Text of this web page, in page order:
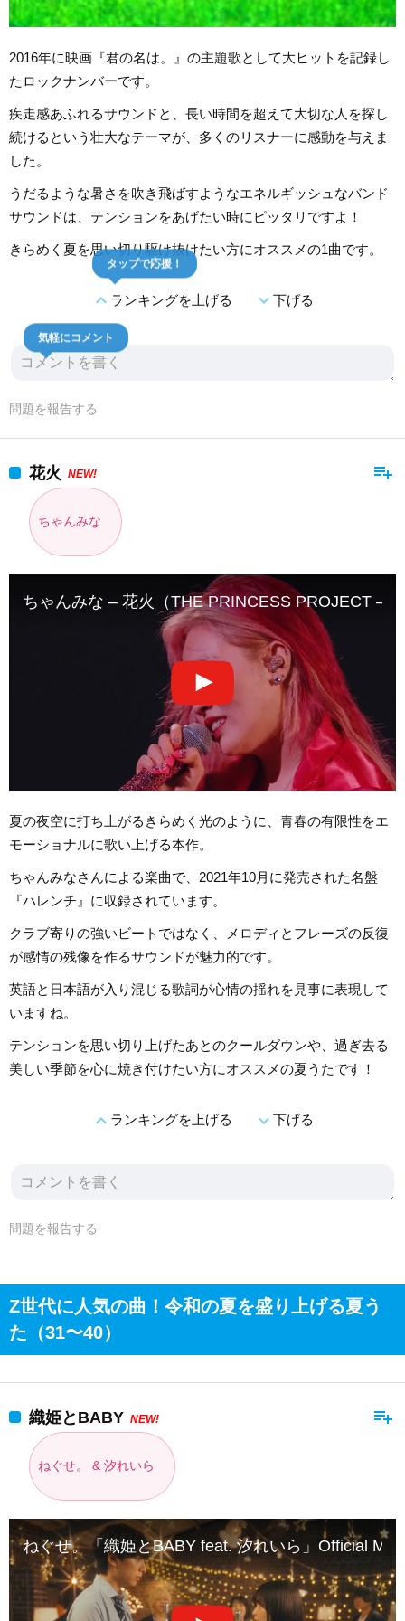
2016年に映画『君の名は。』の主題歌として大ヒットを記録し
たロックナンバーです。
疾走感あふれるサウンドと、長い時間を超えて大切な人を探し
続けるという壮大なテーマが、多くのリスナーに感動を与えま
した。
うだるような暑さを吹き飛ばすようなエネルギッシュなバンド
サウンドは、テンションをあげたい時にピッタリですよ！
きらめく夏を思い切り駆け抜けたい方にオススメの1曲です。
expand_lessランキングを上げる
タップで応援！
expand_more下げる
気軽にコメント
問題を報告する
playlist_add
花火 NEW!
ちゃんみな
ちゃんみな – 花火（THE PRINCESS PROJECT –
夏の夜空に打ち上がるきらめく光のように、青春の有限性をエ
モーショナルに歌い上げる本作。
ちゃんみなさんによる楽曲で、2021年10月に発売された名盤
『ハレンチ』に収録されています。
クラブ寄りの強いビートではなく、メロディとフレーズの反復
が感情の残像を作るサウンドが魅力的です。
英語と日本語が入り混じる歌詞が心情の揺れを見事に表現して
いますね。
テンションを思い切り上げたあとのクールダウンや、過ぎ去る
美しい季節を心に焼き付けたい方にオススメの夏うたです！
expand_lessランキングを上げる expand_more下げる
問題を報告する
Z世代に人気の曲！令和の夏を盛り上げる夏う
た（31〜40）
playlist_add
織姫とBABY NEW!
ねぐせ。 & 汐れいら
ねぐせ。「織姫とBABY feat. 汐れいら」Official